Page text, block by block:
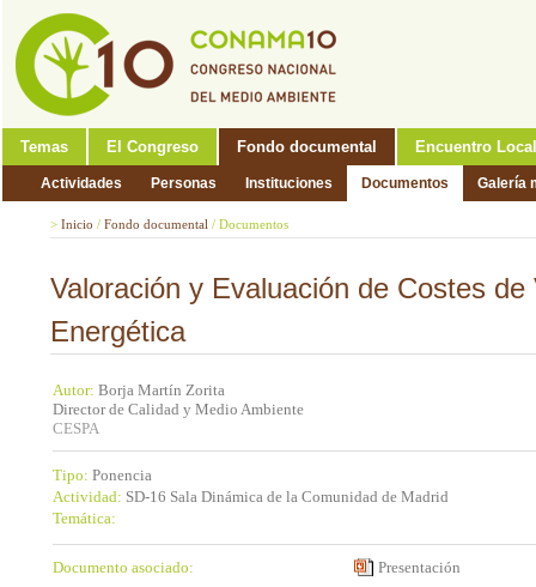
Temas El Congreso Fondo documental Encuentro Local
Actividades Personas Instituciones Documentos Galería
> Inicio / Fondo documental / Documentos
Valoración y Evaluación de Costes de
Energética
Autor: Borja Martín Zorita
Director de Calidad y Medio Ambiente
CESPA
Tipo: Ponencia
Actividad: SD-16 Sala Dinámica de la Comunidad de Madrid
Temática:
Documento asociado: Presentación